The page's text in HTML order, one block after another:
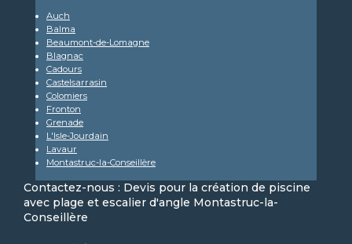
Auch
Balma
Beaumont-de-Lomagne
Blagnac
Cadours
Castelsarrasin
Colomiers
Fronton
Grenade
L'Isle-Jourdain
Lavaur
Montastruc-la-Conseillère
Contactez-nous : Devis pour la création de piscine
avec plage et escalier d'angle Montastruc-la-
Conseillère